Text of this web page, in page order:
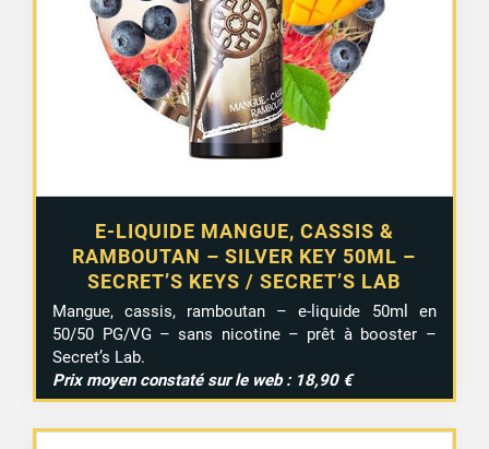
E-LIQUIDE MANGUE, CASSIS &
RAMBOUTAN – SILVER KEY 50ML –
SECRET’S KEYS / SECRET’S LAB
Mangue, cassis, ramboutan – e-liquide 50ml en
50/50 PG/VG – sans nicotine – prêt à booster –
Secret’s Lab.
Prix moyen constaté sur le web : 18,90 €